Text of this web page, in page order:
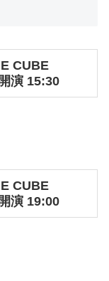
CUBE
演 15:30
CUBE
演 19:00